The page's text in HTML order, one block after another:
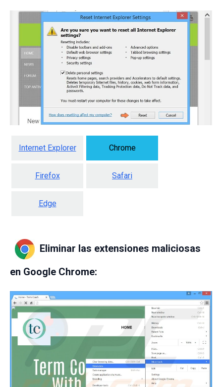
Internet Explorer Chrome
Firefox Safari
Edge
Eliminar las extensiones maliciosas
en Google Chrome: